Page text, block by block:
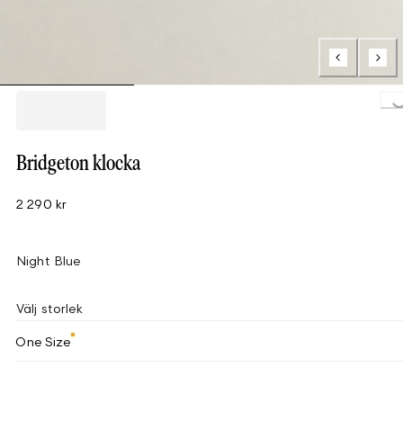
Bridgeton klocka
2 290 kr
Night Blue
Välj storlek
One Size